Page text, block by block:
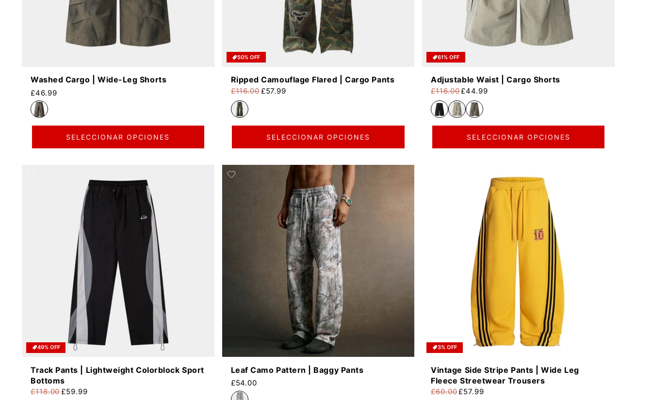
Washed Cargo | Wide-Leg Shorts
Precio habitual
£46.99
SELECCIONAR OPCIONES
50% OFF
Ripped Camouflage Flared | Cargo Pants
Precio habitual
£116.00
Precio de oferta
£57.99
SELECCIONAR OPCIONES
61% OFF
Adjustable Waist | Cargo Shorts
Precio habitual
£116.00
Precio de oferta
£44.99
SELECCIONAR OPCIONES
49% OFF
Track Pants | Lightweight Colorblock Sport
Bottoms
Precio habitual
£118.00
Precio de oferta
£59.99
Leaf Camo Pattern | Baggy Pants
Precio habitual
£54.00
3% OFF
Vintage Side Stripe Pants | Wide Leg
Fleece Streetwear Trousers
Precio habitual
£60.00
Precio de oferta
£57.99